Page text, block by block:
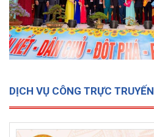
DỊCH VỤ CÔNG TRỰC TRUYẾN